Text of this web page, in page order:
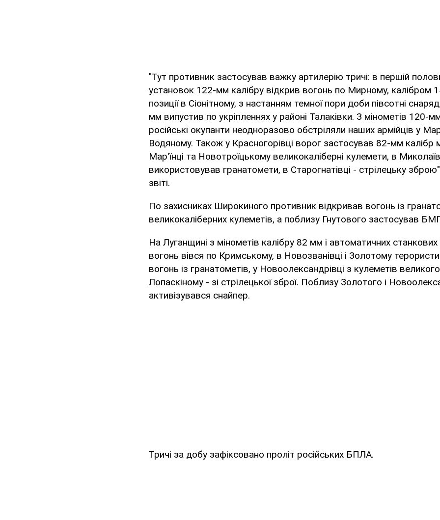
"Тут противник застосував важку артилерію тричі: в першій
установок 122-мм калібру відкрив вогонь по Мирному, калібром
позиції в Сіонітному, з настанням темної пори доби півсотні
мм випустив по укріпленнях у районі Талаківки. З мінометів 120-
російські окупанти неодноразово обстріляли наших армійців у
Водяному. Також у Красногорівці ворог застосував 82-мм калібр
Мар'їнці та Новотроїцькому великокаліберні кулемети, в
використовував гранатомети, в Старогнатівці - стрілецьку
звіті.
По захисниках Широкиного противник відкривав вогонь із
великокаліберних кулеметів, а поблизу Гнутового застосував
На Луганщині з мінометів калібру 82 мм і автоматичних станкових
вогонь вівся по Кримському, в Новозванівці і Золотому
вогонь із гранатометів, у Новоолександрівці з кулеметів
Лопаскіному - зі стрілецької зброї. Поблизу Золотого і
активізувався снайпер.
Тричі за добу зафіксовано проліт російських БПЛА.